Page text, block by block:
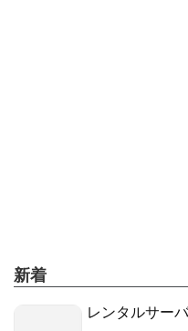
新着
レンタルサー